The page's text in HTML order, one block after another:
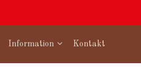
Information Kontakt